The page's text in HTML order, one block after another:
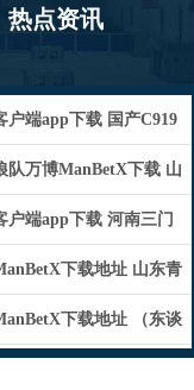
热点资讯
户端app下载 国产C919
机从上海升源
队万博ManBetX下载 山
数红嘴鸥飞抵栈桥
户端app下载 河南三门
坑院宛若水墨下载地址 山东青
心事雨凇景不雅宛
下载地址 （东谈